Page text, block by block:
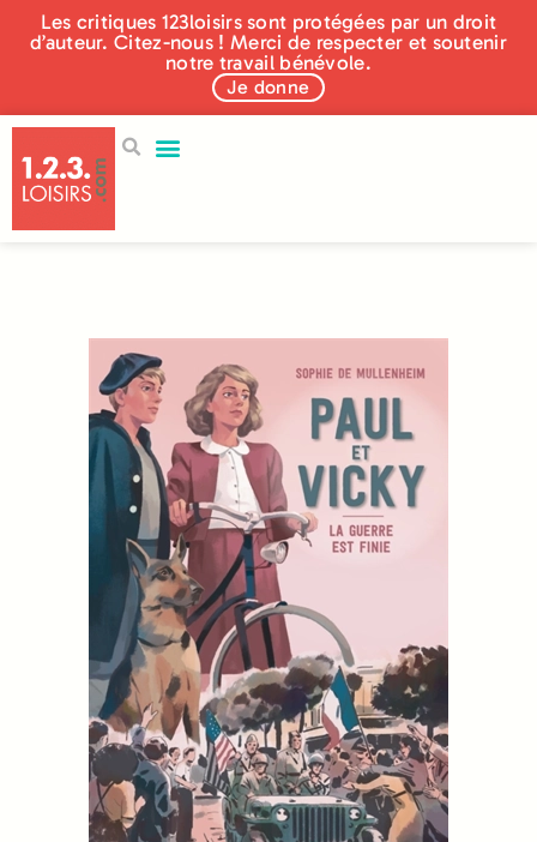
Les critiques 123loisirs sont protégées par un droit
d’auteur. Citez-nous ! Merci de respecter et soutenir
notre travail bénévole.
Je donne